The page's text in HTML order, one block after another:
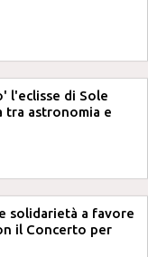
l'eclisse di Sole
tra astronomia e
solidarietà a favore
il Concerto per